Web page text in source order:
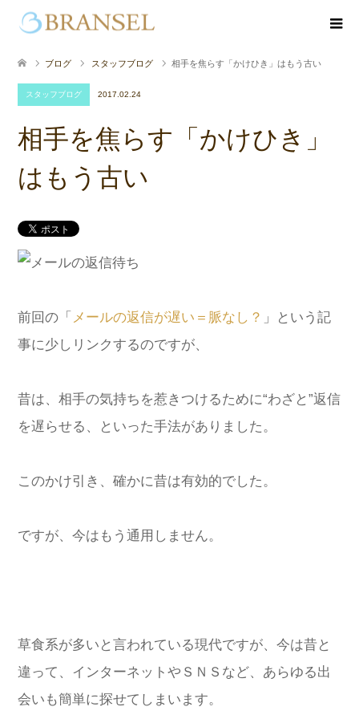
ブログ スタッフブログ 相手を焦らす「かけひき」はもう古い
スタッフブログ 2017.02.24
相手を焦らす「かけひき」
はもう古い
前回の「 メールの返信が遅い＝脈なし？ 」という記
事に少しリンクするのですが、
昔は、相手の気持ちを惹きつけるために“わざと”返信
を遅らせる、といった手法がありました。
このかけ引き、確かに昔は有効的でした。
ですが、今はもう通用しません。
草食系が多いと言われている現代ですが、今は昔と
違って、インターネットやＳＮＳなど、あらゆる出
会いも簡単に探せてしまいます。